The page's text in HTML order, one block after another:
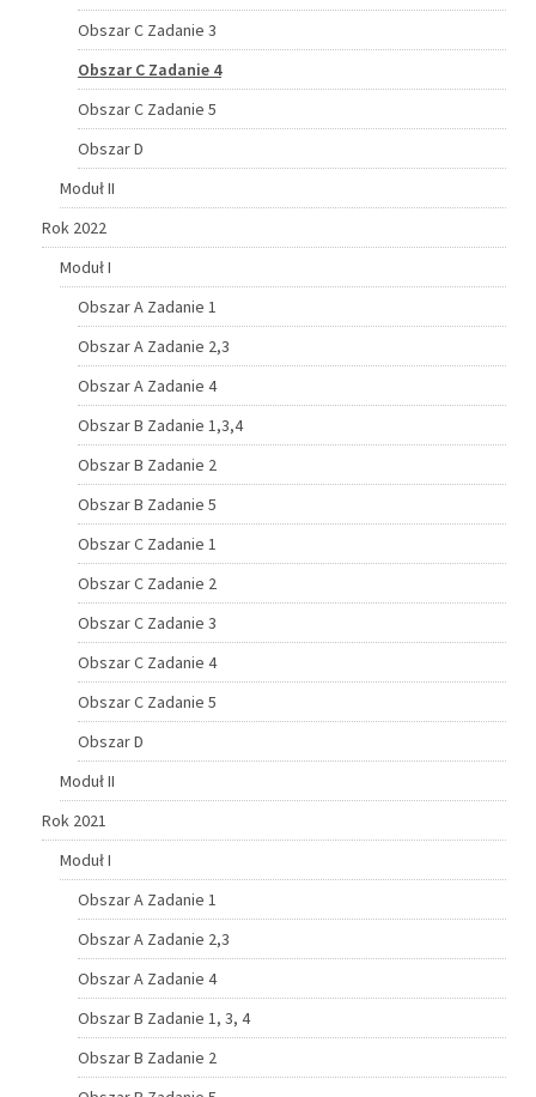
Obszar C Zadanie 3
Obszar C Zadanie 4
Obszar C Zadanie 5
Obszar D
Moduł II
Rok 2022
Moduł I
Obszar A Zadanie 1
Obszar A Zadanie 2,3
Obszar A Zadanie 4
Obszar B Zadanie 1,3,4
Obszar B Zadanie 2
Obszar B Zadanie 5
Obszar C Zadanie 1
Obszar C Zadanie 2
Obszar C Zadanie 3
Obszar C Zadanie 4
Obszar C Zadanie 5
Obszar D
Moduł II
Rok 2021
Moduł I
Obszar A Zadanie 1
Obszar A Zadanie 2,3
Obszar A Zadanie 4
Obszar B Zadanie 1, 3, 4
Obszar B Zadanie 2